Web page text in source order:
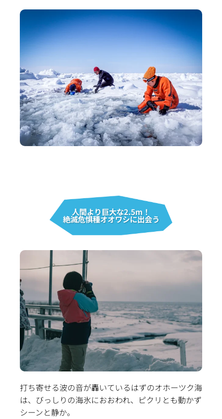
人間より巨大な2.5m！
絶滅危惧種オオワシに出会う
打ち寄せる波の音が轟いているはずのオホーツク海
は、びっしりの海氷におおわれ、ピクリとも動かず
シーンと静か。